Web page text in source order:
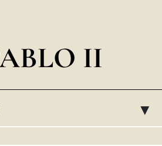
ESPAÑOL
DEUTSCH
POLSKI
II
▸